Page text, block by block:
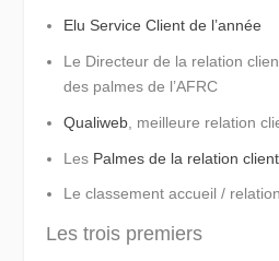
Elu Service Client de l’année
Le Directeur de la relation
des palmes de l’AFRC
Qualiweb , meilleure relation
Les Palmes de la relation
Le classement accueil /
Les trois premiers